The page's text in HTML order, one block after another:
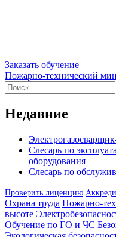
Заказать обучение
Навигация
по
записям
Пожарно-технический
Искать:
Недавние
Слесарь по
оборудования
Слесарь по
Проверить лиценцию
Охрана труда Пожарно-
высоте
Обучение по ГО и ЧС